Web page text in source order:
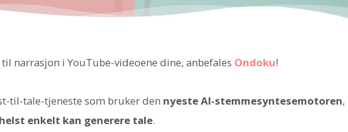
narrasjon i YouTube-videoene dine, anbefales Ondoku!
til-tale-tjeneste som bruker den nyeste AI-stemmesyntesemotoren,
enkelt kan generere tale.